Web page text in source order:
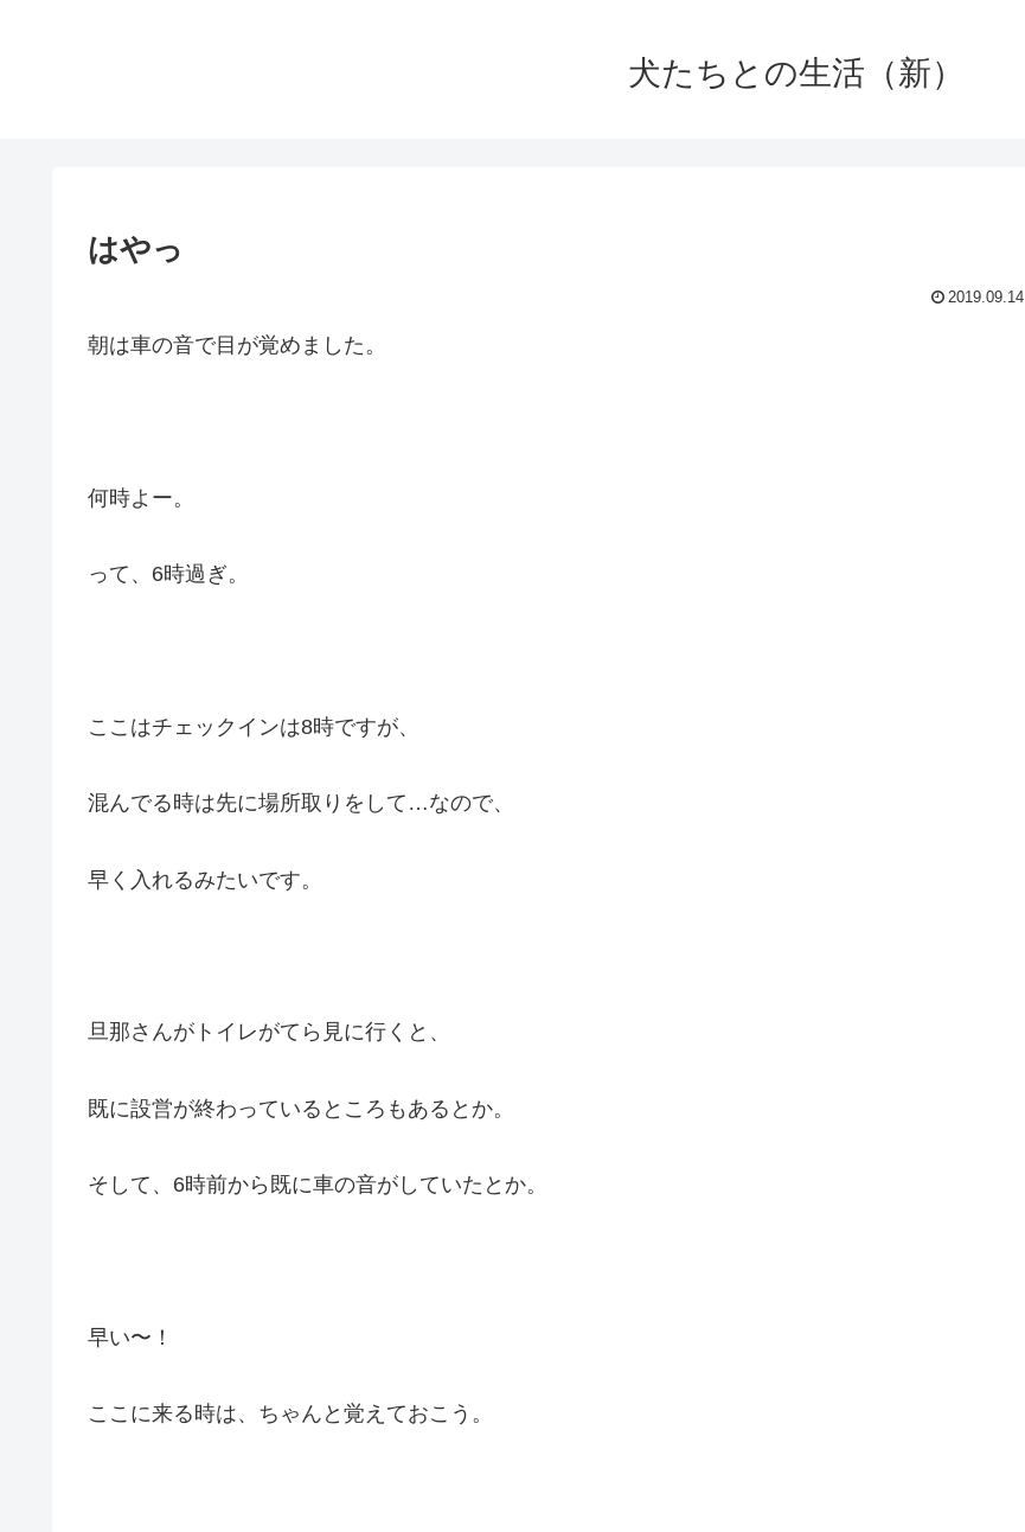
犬たちとの生活（新）
はやっ
2019.09.14
朝は車の音で目が覚めました。
何時よー。
って、6時過ぎ。
ここはチェックインは8時ですが、
混んでる時は先に場所取りをして…なので、
早く入れるみたいです。
旦那さんがトイレがてら見に行くと、
既に設営が終わっているところもあるとか。
そして、6時前から既に車の音がしていたとか。
早い〜！
ここに来る時は、ちゃんと覚えておこう。